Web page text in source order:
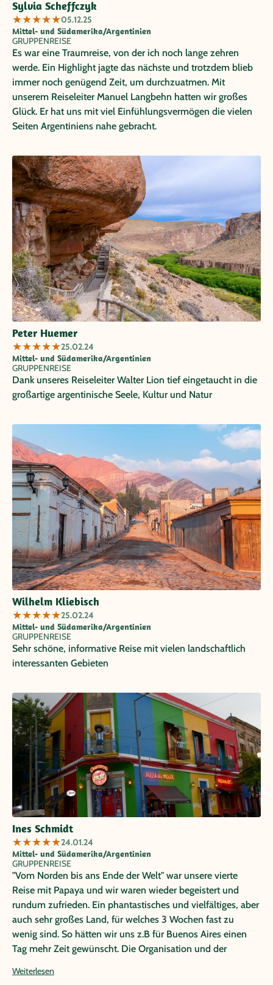
Sylvia Scheffczyk
★★★★★05.12.25
Mittel- und Südamerika/Argentinien
GRUPPENREISE
Es war eine Traumreise, von der ich noch lange zehren
werde. Ein Highlight jagte das nächste und trotzdem blieb
immer noch genügend Zeit, um durchzuatmen. Mit
unserem Reiseleiter Manuel Langbehn hatten wir großes
Glück. Er hat uns mit viel Einfühlungsvermögen die vielen
Seiten Argentiniens nahe gebracht.
Peter Huemer
★★★★★25.02.24
Mittel- und Südamerika/Argentinien
GRUPPENREISE
Dank unseres Reiseleiter Walter Lion tief eingetaucht in die
großartige argentinische Seele, Kultur und Natur
Wilhelm Kliebisch
★★★★★25.02.24
Mittel- und Südamerika/Argentinien
GRUPPENREISE
Sehr schöne, informative Reise mit vielen landschaftlich
interessanten Gebieten
Ines Schmidt
★★★★★24.01.24
Mittel- und Südamerika/Argentinien
GRUPPENREISE
"Vom Norden bis ans Ende der Welt" war unsere vierte
Reise mit Papaya und wir waren wieder begeistert und
rundum zufrieden. Ein phantastisches und vielfältiges, aber
auch sehr großes Land, für welches 3 Wochen fast zu
wenig sind. So hätten wir uns z.B für Buenos Aires einen
Tag mehr Zeit gewünscht. Die Organisation und der
- halt typisch Papaya! Wir haben jetzt schon unsere
Weiterlesen